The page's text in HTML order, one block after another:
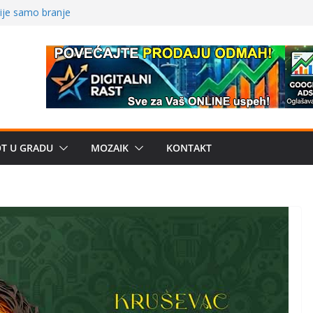
traženije Španija,
Od
medicinske
U GRADU MOZAIK KONTAKT